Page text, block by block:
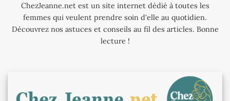
ChezJeanne.net est un site internet dédié à toutes les
femmes qui veulent prendre soin d'elle au quotidien.
Découvrez nos astuces et conseils au fil des articles. Bonne
lecture !